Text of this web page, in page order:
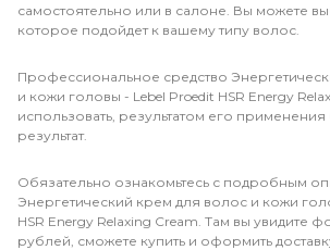
самостоятельно или в салоне. Вы можете
которое подойдет к вашему типу волос.
Профессиональное средство
и кожи головы - Lebel Proedit HSR Energy
использовать, результатом его
результат.
Обязательно ознакомьтесь с подробным
Энергетический крем для волос и кожи
HSR Energy Relaxing Cream. Там вы увидите
рублей, сможете купить и оформить